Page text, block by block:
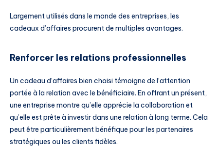
Largement utilisés dans le monde des entreprises, les
cadeaux d’affaires procurent de multiples avantages.
Renforcer les relations professionnelles
Un cadeau d’affaires bien choisi témoigne de l’attention
portée à la relation avec le bénéficiaire. En offrant un présent,
une entreprise montre qu’elle apprécie la collaboration et
qu’elle est prête à investir dans une relation à long terme. Cela
peut être particulièrement bénéfique pour les partenaires
stratégiques ou les clients fidèles.